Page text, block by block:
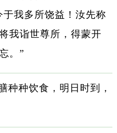
我多所饶益！汝先称
我诣世尊所，得蒙开
。”
种种饮食，明日时到，